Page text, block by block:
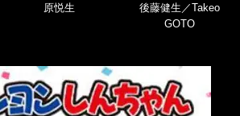
原悦生
後藤健生／Takeo
GOTO